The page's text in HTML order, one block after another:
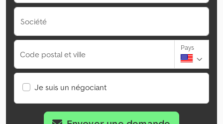
Société
Code postal et ville
Pays
Je suis un négociant